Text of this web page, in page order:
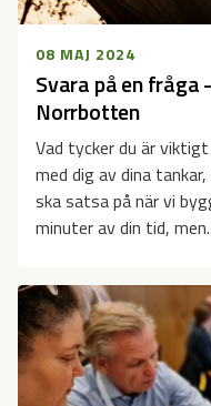
Svara på en
Norrbotten
08 MAJ 2024
Vad tycker du är
med dig av dina
ska satsa på när vi
minuter av din tid,